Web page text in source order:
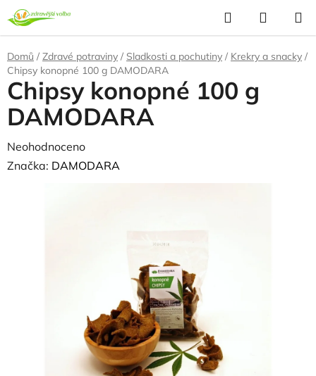
Přejít
na
obsah
Hledat
KOŠÍK
Domů / Zdravé potraviny / Sladkosti a pochutiny / Krekry a snacky /
Chipsy konopné 100 g DAMODARA
Chipsy konopné 100 g
DAMODARA
Průměrné
hodnocení
Neohodnoceno
Značka: DAMODARA